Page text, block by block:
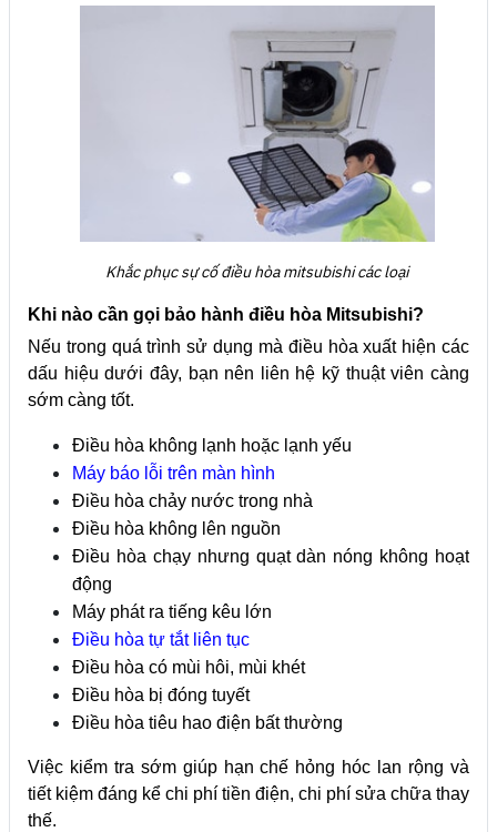
Khắc phục sự cố điều hòa mitsubishi các loại
Khi nào cần gọi bảo hành điều hòa Mitsubishi?
Nếu trong quá trình sử dụng mà điều hòa xuất hiện các
dấu hiệu dưới đây, bạn nên liên hệ kỹ thuật viên càng
sớm càng tốt.
Điều hòa không lạnh hoặc lạnh yếu
Máy báo lỗi trên màn hình
Điều hòa chảy nước trong nhà
Điều hòa không lên nguồn
Điều hòa chạy nhưng quạt dàn nóng không hoạt
động
Máy phát ra tiếng kêu lớn
Điều hòa tự tắt liên tục
Điều hòa có mùi hôi, mùi khét
Điều hòa bị đóng tuyết
Điều hòa tiêu hao điện bất thường
Việc kiểm tra sớm giúp hạn chế hỏng hóc lan rộng và
tiết kiệm đáng kể chi phí tiền điện, chi phí sửa chữa thay
thế.